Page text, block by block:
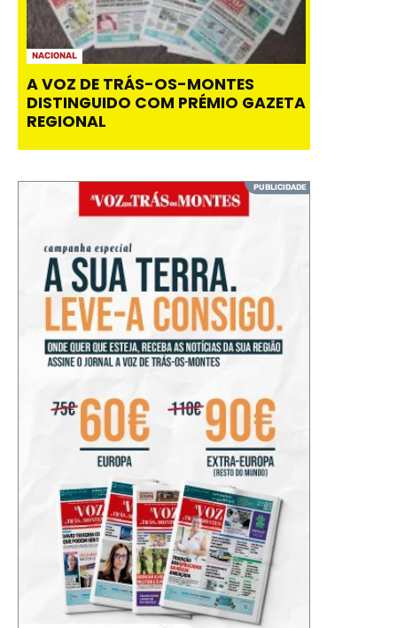
NACIONAL
A VOZ DE TRÁS-OS-MONTES
DISTINGUIDO COM PRÉMIO GAZETA
REGIONAL